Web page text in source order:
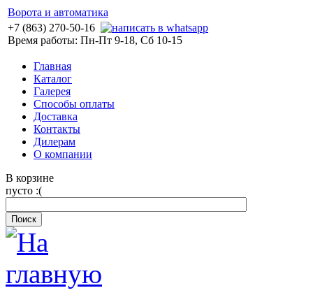
Ворота и автоматика
+7 (863) 270-50-16
Время работы: Пн-Пт 9-18, Сб 10-15
Главная
Каталог
Галерея
Способы оплаты
Доставка
Контакты
Дилерам
О компании
В корзине
пусто :(